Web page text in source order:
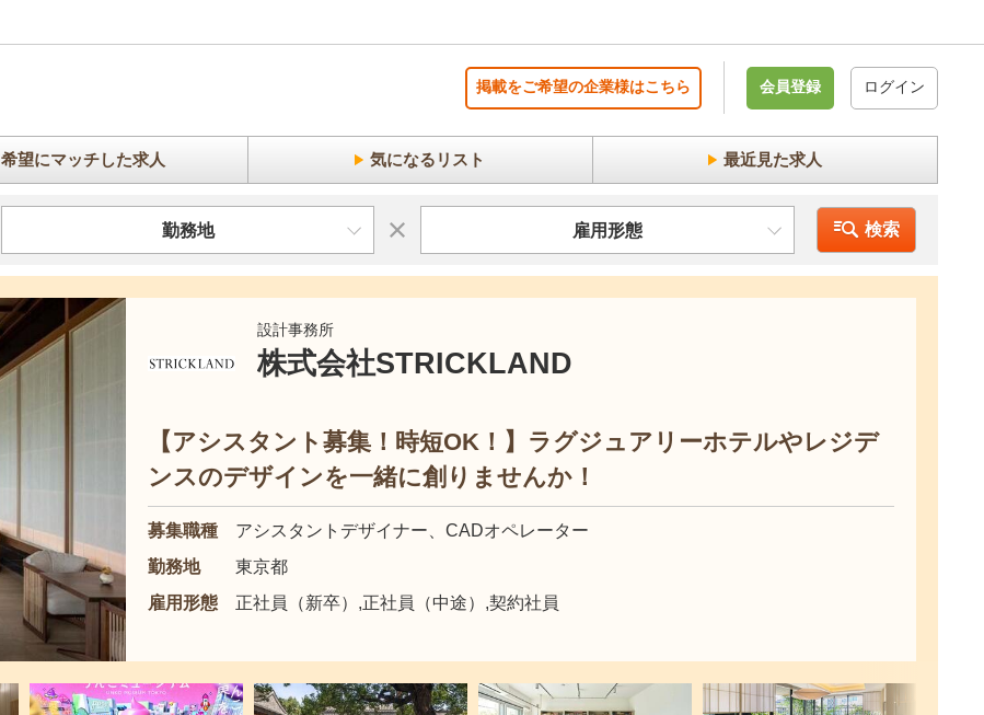
掲載をご希望の企業様はこちら 会員登録 ログイン
希望にマッチした求人 気になるリスト 最近見た求人
勤務地 雇用形態 検索
設計事務所
株式会社STRICKLAND
【アシスタント募集！時短OK！】ラグジュアリーホテルやレジデ
ンスのデザインを一緒に創りませんか！
募集職種
アシスタントデザイナー、CADオペレーター
勤務地
東京都
雇用形態
正社員（新卒）,正社員（中途）,契約社員